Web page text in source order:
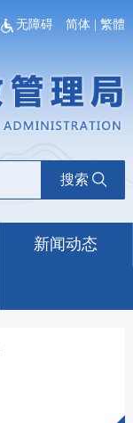
无障碍 简体 |繁體
搜索
新闻动态